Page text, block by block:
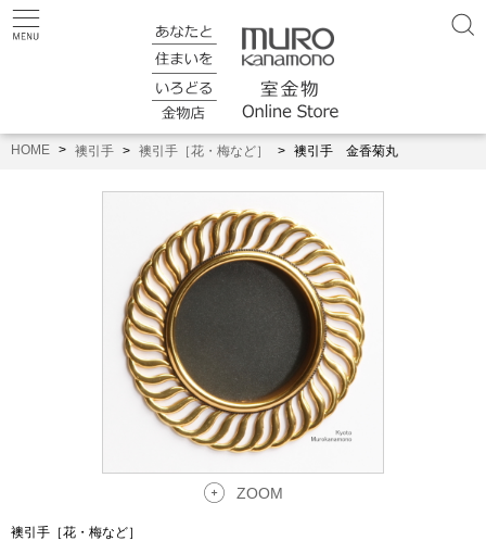
HOME 襖引手 襖引手［花・梅など］ 襖引手 金香菊丸
ZOOM
襖引手［花・梅など］